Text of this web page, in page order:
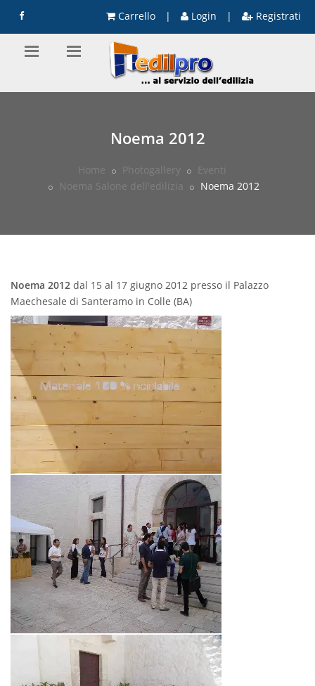
Carrello | Login | Registrati
Noema 2012
Home Photogallery
Eventi
Noema Salone dell'edilizia
Noema 2012
Noema 2012 dal 15 al 17 giugno 2012 presso il Palazzo
Maechesale di Santeramo in Colle (BA)